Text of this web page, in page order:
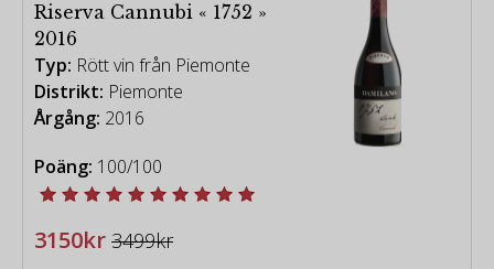
Riserva Cannubi « 1752 »
2016
Typ: Rött vin från Piemonte
Distrikt: Piemonte
Årgång: 2016
Poäng: 100/100
3150kr 3499kr